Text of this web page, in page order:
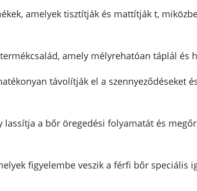
amelyek tisztítják és mattítják t,
amely mélyrehatóan táplál és
távolítják el a szennyeződéseket
a bőr öregedési folyamatát és
figyelembe veszik a férfi bőr speciális